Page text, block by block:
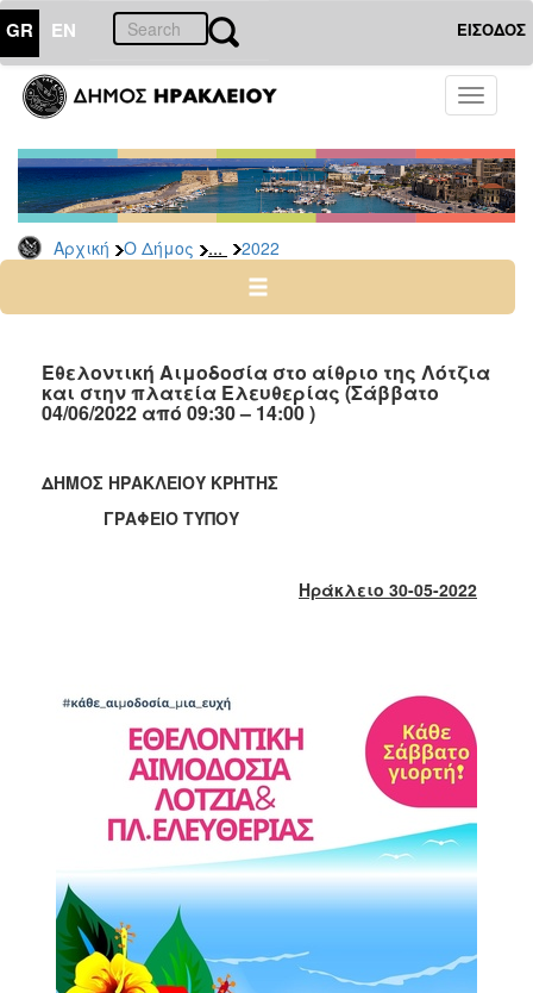
GR EN ΕΙΣΟΔΟΣ
Toggle
Αρχική Ο Δήμος ... 2022
ΔΗΜΟΣ
Δελτία
Τύπου
Αρχείο
2026
2024
2022
2012
2011
2010
2006
Εθελοντική Αιμοδοσία στο αίθριο της Λότζια
και στην πλατεία Ελευθερίας (Σάββατο
04/06/2022 από 09:30 – 14:00 )
ΔΗΜΟΣ ΗΡΑΚΛΕΙΟΥ ΚΡΗΤΗΣ
ΓΡΑΦΕΙΟ ΤΥΠΟΥ
Ηράκλειο 30-05-2022